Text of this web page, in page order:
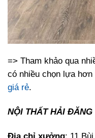
=> Tham khảo qua
có nhiều chọn lựa hơn
giá rẻ.
NỘI THẤT HẢI ĐĂNG